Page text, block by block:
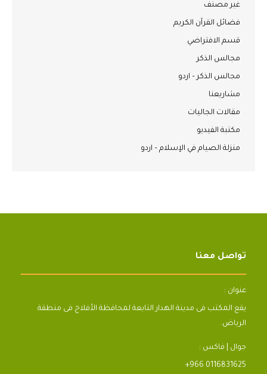
غير مصنف
فضائل القرآن الكريم
قسم الافتراضي
مجالس الذكر
مجالس الذكر – اردو
مشاريعنا
مقالات الجاليات
مكتبة الفيديو
منزلة الصيام في الإسلام – اردو
تواصل معنا
عنوان :
يقع المكتب فى مدينة الهدار التابعة لمحافظة الأفلاج فى منطقة
الرياض.
جوال | فاكس :
+966 0116831625